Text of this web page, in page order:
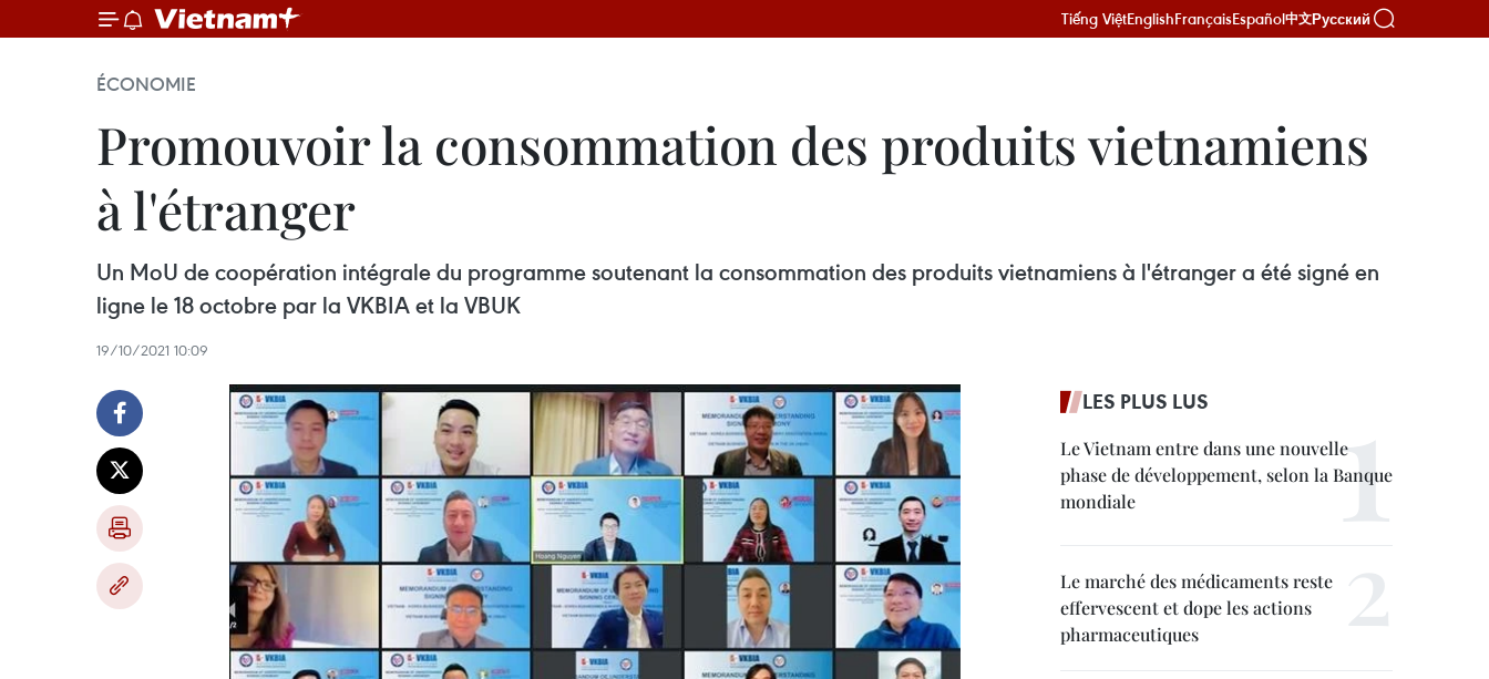
Tiếng ViệtEnglishFrançaisEspañol中文Русский
ÉCONOMIE
Promouvoir la consommation des produits vietnamiens
à l'étranger
Un MoU de coopération intégrale du programme soutenant la consommation des produits vietnamiens à l'étranger a été signé en
ligne le 18 octobre par la VKBIA et la VBUK
19/10/2021 10:09
LES PLUS LUS
Le Vietnam entre dans une nouvelle
phase de développement, selon la Banque
mondiale
Le marché des médicaments reste
effervescent et dope les actions
pharmaceutiques